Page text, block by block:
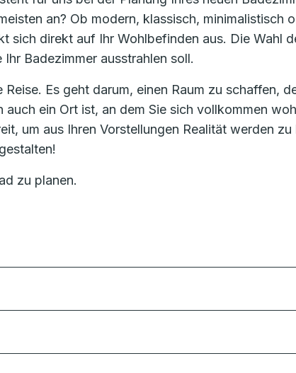
an? Ob modern, klassisch, minimalistisch
sich direkt auf Ihr Wohlbefinden aus. Die Wahl
Badezimmer ausstrahlen soll.
Es geht darum, einen Raum zu schaffen,
ein Ort ist, an dem Sie sich vollkommen
um aus Ihren Vorstellungen Realität werden zu
zu planen.